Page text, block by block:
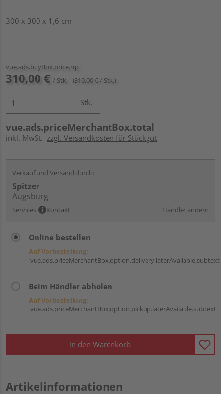
300 x 300 x 1,6 cm
vue.ads.buyBox.price.rrp
310,00 € / Stk. (310,00 € / Stk.)
Stk.
vue.ads.priceMerchantBox.total
inkl. MwSt. zzgl. Versandkosten für Stückgut
Verkauf und Versand durch:
Spitzer
Augsburg
Services Kontakt Händler ändern
Online bestellen
Auf Vorbestellung:
vue.ads.priceMerchantBox.option.delivery.laterAvailable.subtext
Beim Händler abholen
Auf Vorbestellung:
vue.ads.priceMerchantBox.option.pickup.laterAvailable.subtext
In den Warenkorb
Artikelinformationen